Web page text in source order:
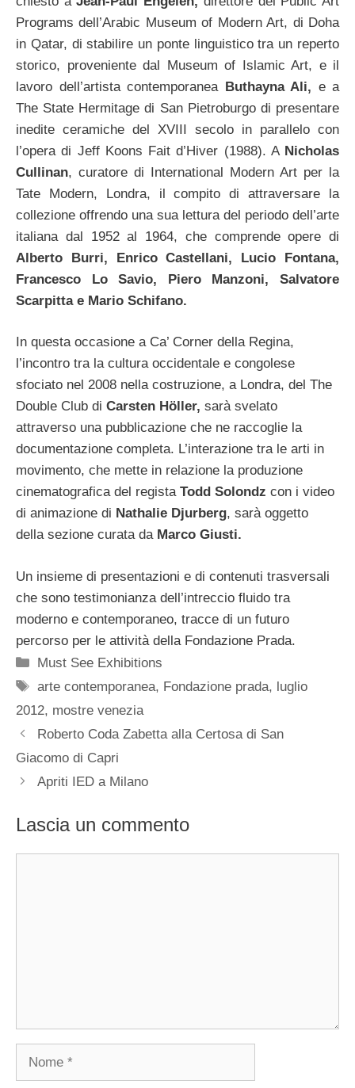
Programs dell’Arabic Museum of Modern Art, di Doha
in Qatar, di stabilire un ponte linguistico tra un reperto
storico, proveniente dal Museum of Islamic Art, e il
lavoro dell’artista contemporanea Buthayna Ali, e a
The State Hermitage di San Pietroburgo di presentare
inedite ceramiche del XVIII secolo in parallelo con
l’opera di Jeff Koons Fait d’Hiver (1988). A Nicholas
Cullinan, curatore di International Modern Art per la
Tate Modern, Londra, il compito di attraversare la
collezione offrendo una sua lettura del periodo dell’arte
italiana dal 1952 al 1964, che comprende opere di
Alberto Burri, Enrico Castellani, Lucio Fontana,
Francesco Lo Savio, Piero Manzoni, Salvatore
Scarpitta e Mario Schifano.
In questa occasione a Ca’ Corner della Regina,
l’incontro tra la cultura occidentale e congolese
sfociato nel 2008 nella costruzione, a Londra, del The
Double Club di Carsten Höller, sarà svelato
attraverso una pubblicazione che ne raccoglie la
documentazione completa. L’interazione tra le arti in
movimento, che mette in relazione la produzione
cinematografica del regista Todd Solondz con i video
di animazione di Nathalie Djurberg, sarà oggetto
della sezione curata da Marco Giusti.
Un insieme di presentazioni e di contenuti trasversali
che sono testimonianza dell’intreccio fluido tra
moderno e contemporaneo, tracce di un futuro
percorso per le attività della Fondazione Prada.
Categorie
Must See Exhibitions
Tag
arte contemporanea, Fondazione prada, luglio
2012, mostre venezia
Roberto Coda Zabetta alla Certosa di San
Giacomo di Capri
Apriti IED a Milano
Lascia un commento
Nome